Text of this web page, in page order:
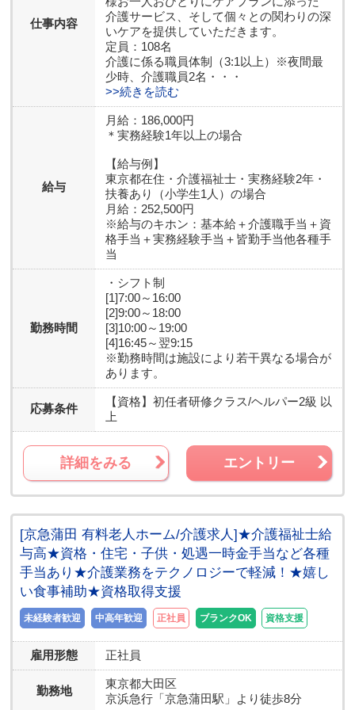
仕事内容
介護サービス、そして個々との関わりの深
いケアを提供していただきます。
定員：108名
介護に係る職員体制（3:1以上）※夜間最
少時、介護職員2名・・・
>>続きを読む
給与
月給：186,000円
＊実務経験1年以上の場合
【給与例】
東京都在住・介護福祉士・実務経験2年・
扶養あり（小学生1人）の場合
月給：252,500円
※給与のキホン：基本給＋介護職手当＋資
格手当＋実務経験手当＋皆勤手当他各種手
当
勤務時間
・シフト制
[1]7:00～16:00
[2]9:00～18:00
[3]10:00～19:00
[4]16:45～翌9:15
※勤務時間は施設により若干異なる場合が
あります。
応募条件
【資格】 初任者研修クラス/ヘルパー2級 以
上
詳細をみる エントリー
[京急蒲田 有料老人ホーム/介護求人]★介護福祉士給
与高★資格・住宅・子供・処遇一時金手当など各種
手当あり★介護業務をテクノロジーで軽減！★嬉し
い食事補助★資格取得支援
未経験者歓迎 中高年歓迎 正社員 ブランクOK 資格支援
雇用形態 正社員
勤務地
東京都大田区
京浜急行「京急蒲田駅」より徒歩8分